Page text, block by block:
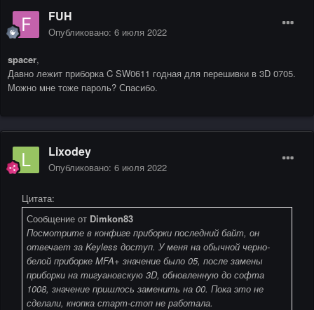
FUH
Опубликовано: 6 июля 2022
spacer,
Давно лежит приборка C SW0611 годная для перешивки в 3D 0705.
Можно мне тоже пароль? Спасибо.
Lixodey
Опубликовано: 6 июля 2022
Цитата:
Сообщение от Dimkon83
Посмотрите в конфиге приборки последний байт, он
отвечает за Keyless доступ. У меня на обычной черно-
белой приборке MFA+ значение было 05, после замены
приборки на тигуановскую 3D, обновленную до софта
1008, значение пришлось заменить на 00. Пока это не
сделали, кнопка старт-стоп не работала.